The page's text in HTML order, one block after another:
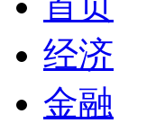
经济
金融